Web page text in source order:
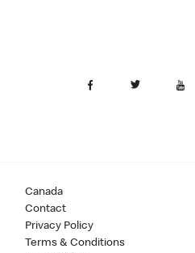
Canada
Contact
Privacy Policy
Terms & Conditions